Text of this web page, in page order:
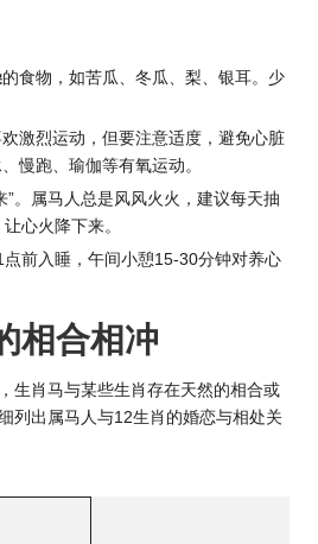
的食物，如苦瓜、冬瓜、梨、银耳。少
激烈运动，但要注意适度，避免心脏
慢跑、瑜伽等有氧运动。
”。属马人总是风风火火，建议每天抽
心火降下来。
前入睡，午间小憩15-30分钟对养心
相合相冲
生肖马与某些生肖存在天然的相合或
列出属马人与12生肖的婚恋与相处关